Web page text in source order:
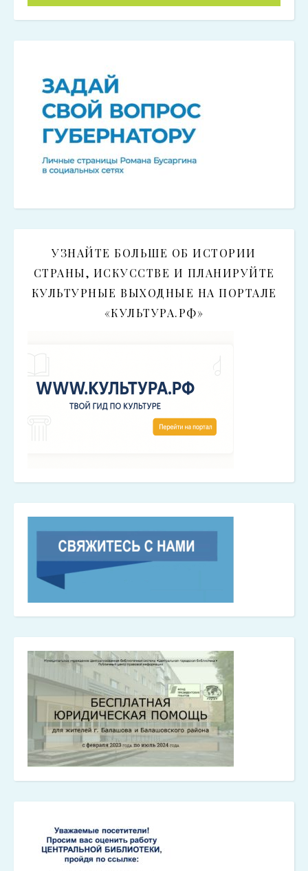
УЗНАЙТЕ БОЛЬШЕ ОБ ИСТОРИИ
СТРАНЫ, ИСКУССТВЕ И ПЛАНИРУЙТЕ
КУЛЬТУРНЫЕ ВЫХОДНЫЕ НА ПОРТАЛЕ
«КУЛЬТУРА.РФ»